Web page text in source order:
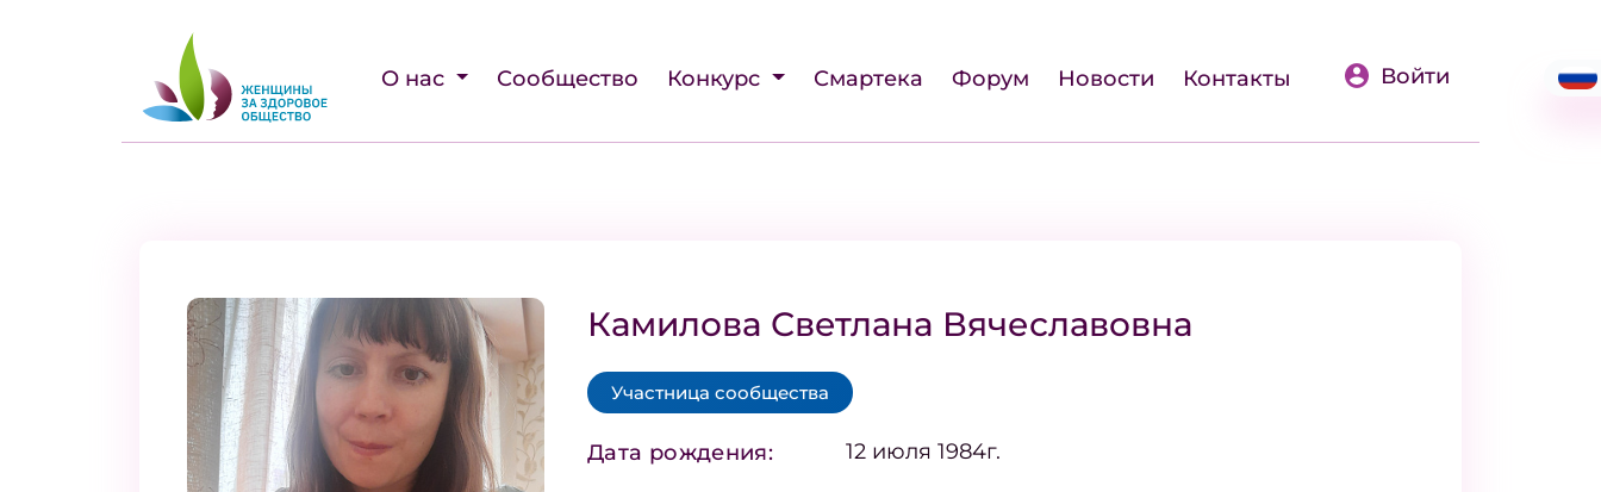
О нас Сообщество Конкурс Смартека Форум Новости Контакты Войти
Камилова Светлана Вячеславовна
Участница сообщества
Дата рождения: 12 июля 1984г.